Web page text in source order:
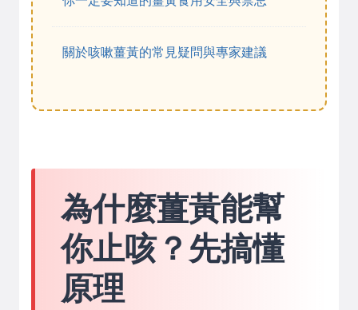
關於咳嗽薑黃的常見疑問與專家建議
為什麼薑黃能幫
你止咳？先搞懂
原理